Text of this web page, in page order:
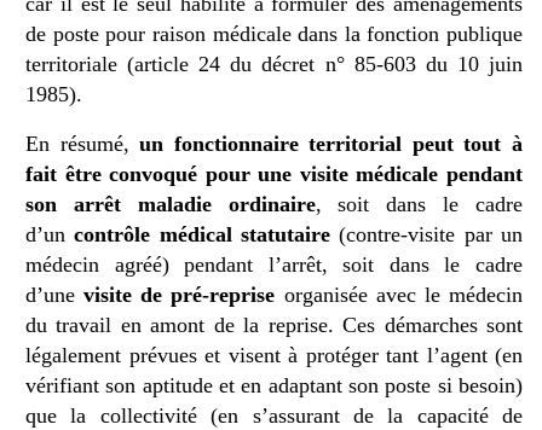
de poste pour raison médicale dans la fonction publique
territoriale (article 24 du décret n° 85-603 du 10 juin
1985).
En résumé, un fonctionnaire territorial peut tout à
fait être convoqué pour une visite médicale pendant
son arrêt maladie ordinaire, soit dans le cadre
d’un contrôle médical statutaire (contre-visite par un
médecin agréé) pendant l’arrêt, soit dans le cadre
d’une visite de pré-reprise organisée avec le médecin
du travail en amont de la reprise. Ces démarches sont
légalement prévues et visent à protéger tant l’agent (en
vérifiant son aptitude et en adaptant son poste si besoin)
que la collectivité (en s’assurant de la capacité de